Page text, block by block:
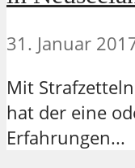
31. Januar
Mit
hat der eine
Erfahrungen...